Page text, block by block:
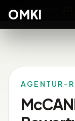
OMKI 2027
OMKI
AGENTUR-